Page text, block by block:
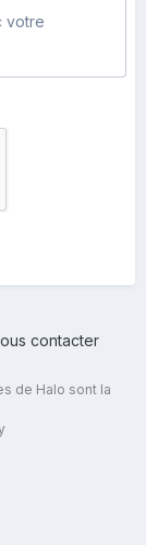
votre
contacter
de Halo sont la